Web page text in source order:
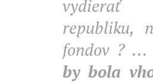
vydierať
republiku,
fondov ? ...
by bola